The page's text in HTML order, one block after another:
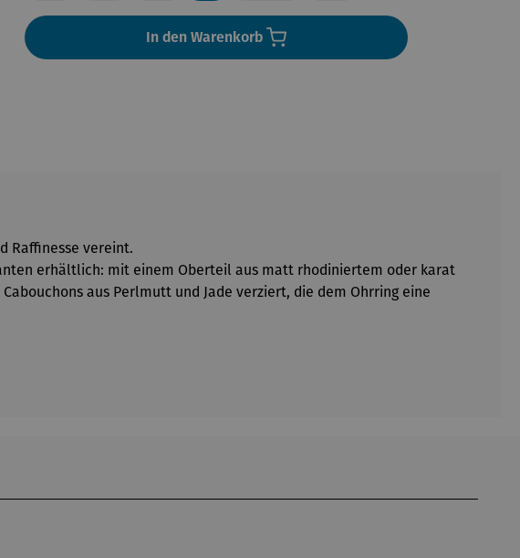
In den Warenkorb
Raffinesse vereint.
erhältlich: mit einem Oberteil aus matt rhodiniertem oder karat
aus Perlmutt und Jade verziert, die dem Ohrring eine